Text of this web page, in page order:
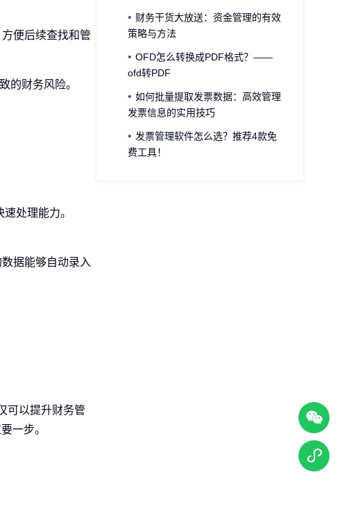
便后续查找和管
的财务风险。
处理能力。
据能够自动录入
可以提升财务管
一步。
财务干货大放送：资金管理的有效
策略与方法
OFD怎么转换成PDF格式？——
ofd转PDF
如何批量提取发票数据：高效管理
发票信息的实用技巧
发票管理软件怎么选？推荐4款免
费工具！